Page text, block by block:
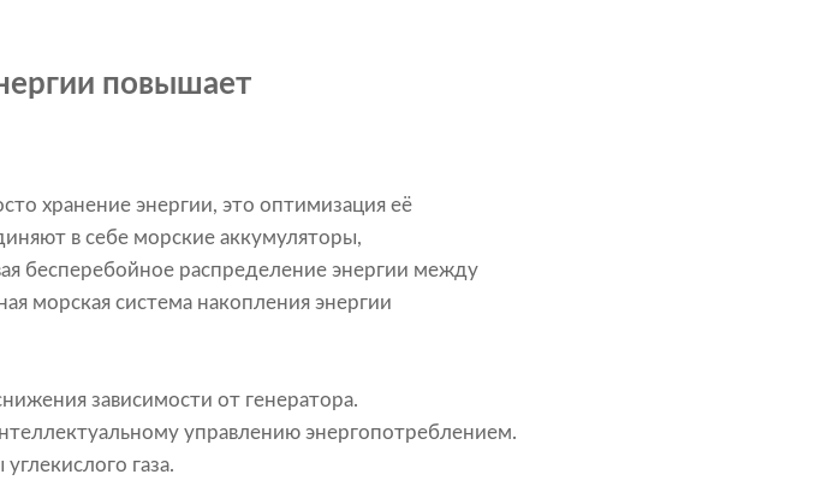
повышает
хранение энергии, это оптимизация её
в себе морские аккумуляторы,
бесперебойное распределение энергии между
морская система накопления энергии
зависимости от генератора.
управлению энергопотреблением.
газа.